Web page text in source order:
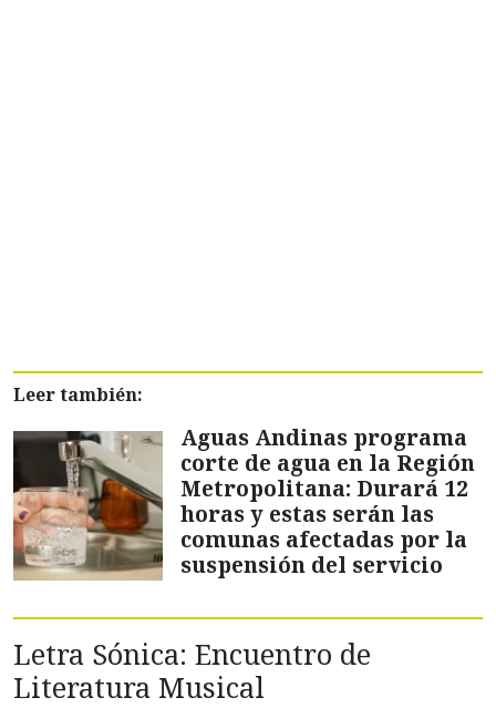
Leer también:
Aguas Andinas programa
corte de agua en la Región
Metropolitana: Durará 12
horas y estas serán las
comunas afectadas por la
suspensión del servicio
Letra Sónica: Encuentro de
Literatura Musical